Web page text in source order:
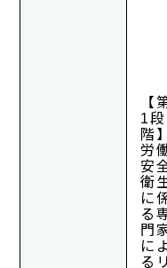
【
1段
階】
労
安
衛
に
る
門
に
るリ